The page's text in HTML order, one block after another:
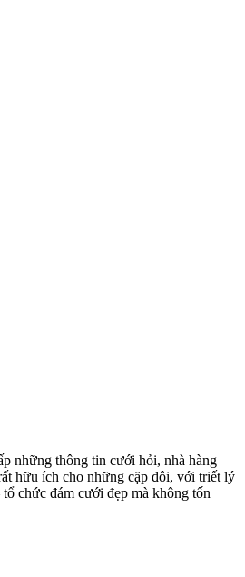
những thông tin cưới hỏi, nhà hàng
hữu ích cho những cặp đôi, với triết lý
chức đám cưới đẹp mà không tốn